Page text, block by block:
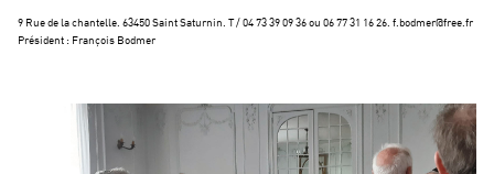
9 Rue de la chantelle. 63450 Saint Saturnin. T / 04 73 39 09 36 ou 06 77 31 16 26. f.bodmer@free.fr
Président : François Bodmer